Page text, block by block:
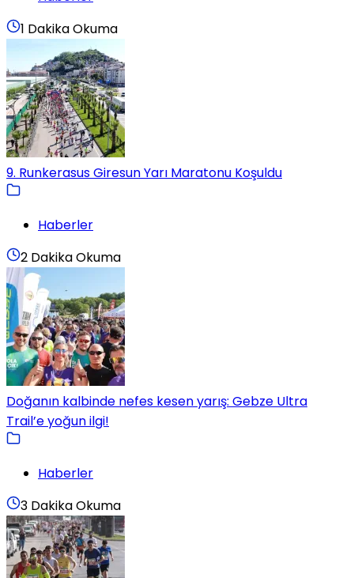
1 Dakika Okuma
9. Runkerasus Giresun Yarı Maratonu Koşuldu
Haberler
2 Dakika Okuma
Doğanın kalbinde nefes kesen yarış: Gebze Ultra
Trail’e yoğun ilgi!
Haberler
3 Dakika Okuma